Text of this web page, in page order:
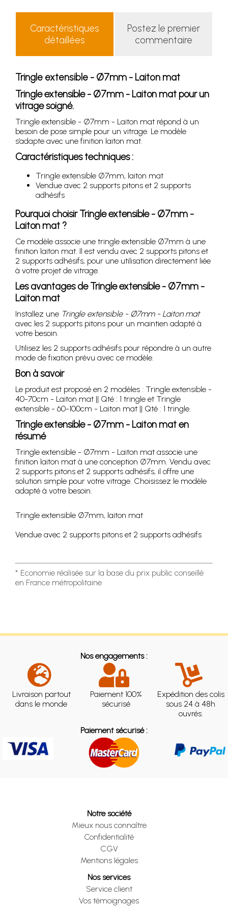
Caractéristiques
détaillées
Postez le premier
commentaire
Tringle extensible - Ø7mm - Laiton mat
Tringle extensible - Ø7mm - Laiton mat pour un
vitrage soigné.
Tringle extensible - Ø7mm - Laiton mat répond à un
besoin de pose simple pour un vitrage. Le modèle
s’adapte avec une finition laiton mat.
Caractéristiques techniques :
Tringle extensible Ø7mm, laiton mat
Vendue avec 2 supports pitons et 2 supports
adhésifs
Pourquoi choisirTringle extensible - Ø7mm -
Laiton mat ?
Ce modèle associe une tringle extensible Ø7mm à une
finition laiton mat. Il est vendu avec 2 supports pitons et
2 supports adhésifs, pour une utilisation directement liée
à votre projet de vitrage.
Les avantages deTringle extensible - Ø7mm -
Laiton mat
Installez une Tringle extensible - Ø7mm - Laiton mat
avec les 2 supports pitons pour un maintien adapté à
votre besoin.
Utilisez les 2 supports adhésifs pour répondre à un autre
mode de fixation prévu avec ce modèle.
Bon à savoir
Le produit est proposé en 2 modèles : Tringle extensible -
40-70cm - Laiton mat || Qté : 1 tringle et Tringle
extensible - 60-100cm - Laiton mat || Qté : 1 tringle.
Tringle extensible - Ø7mm - Laiton maten
résumé
Tringle extensible - Ø7mm - Laiton mat associe une
finition laiton mat à une conception Ø7mm. Vendu avec
2 supports pitons et 2 supports adhésifs, il offre une
solution simple pour votre vitrage. Choisissez le modèle
adapté à votre besoin.
Tringle extensible Ø7mm, laiton mat
Vendue avec 2 supports pitons et 2 supports adhésifs
* Economie réalisée sur la base du prix public conseillé
en France métropolitaine
Nos engagements :
Livraison partout
dans le monde
Paiement 100%
sécurisé
Expédition des colis
sous 24 à 48h
ouvrés.
Paiement sécurisé :
Notre société
Mieux nous connaître
Confidentialité
CGV
Mentions légales
Nos services
Service client
Vos témoignages